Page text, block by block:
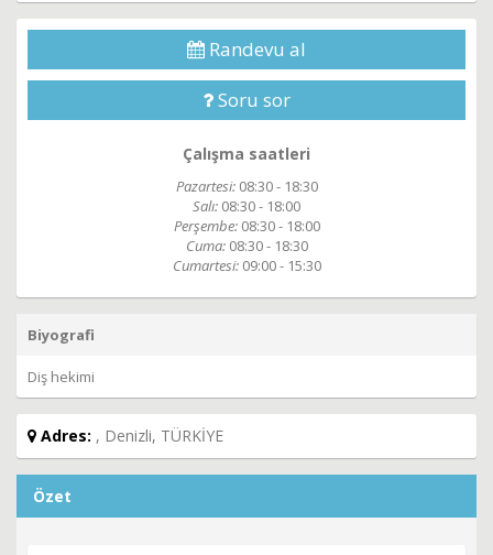
Randevu al
Soru sor
Çalışma saatleri
Pazartesi: 08:30 - 18:30
Salı: 08:30 - 18:00
Perşembe: 08:30 - 18:00
Cuma: 08:30 - 18:30
Cumartesi: 09:00 - 15:30
Biyografi
Diş hekimi
Adres: , Denizli, TÜRKİYE
Özet